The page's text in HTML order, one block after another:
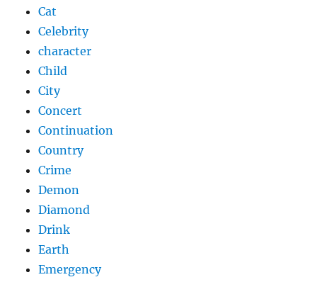
Cat
Celebrity
character
Child
City
Concert
Continuation
Country
Crime
Demon
Diamond
Drink
Earth
Emergency